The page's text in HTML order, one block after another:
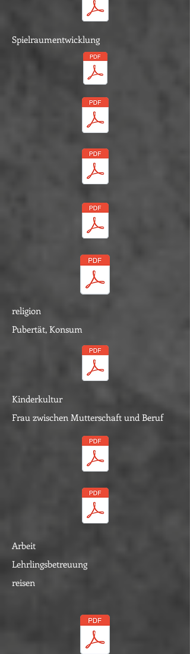
Spielraumentwicklung
religion
Pubertät, Konsum
Kinderkultur
Frau zwischen Mutterschaft und Beruf
Arbeit
Lehrlingsbetreuung
reisen